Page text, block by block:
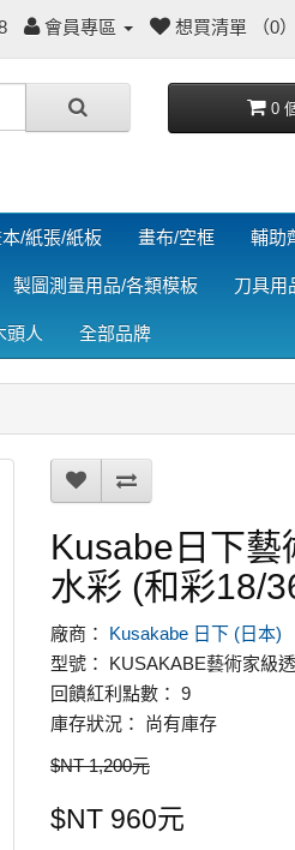
會員專區 想買清單 （0）
0
/紙張/紙板 畫布/空框 輔助
製圖測量用品/各類模板 刀具用
頭人 全部品牌
Kusabe日下藝
水彩 (和彩18/
廠商： Kusakabe 日下 (日本)
型號： KUSAKABE藝術家級
回饋紅利點數： 9
庫存狀況： 尚有庫存
$NT 1,200元
$NT 960元